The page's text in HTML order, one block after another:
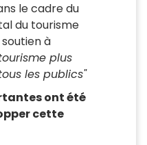
le cadre du
du tourisme
à
plus
les publics"
ont été
cette